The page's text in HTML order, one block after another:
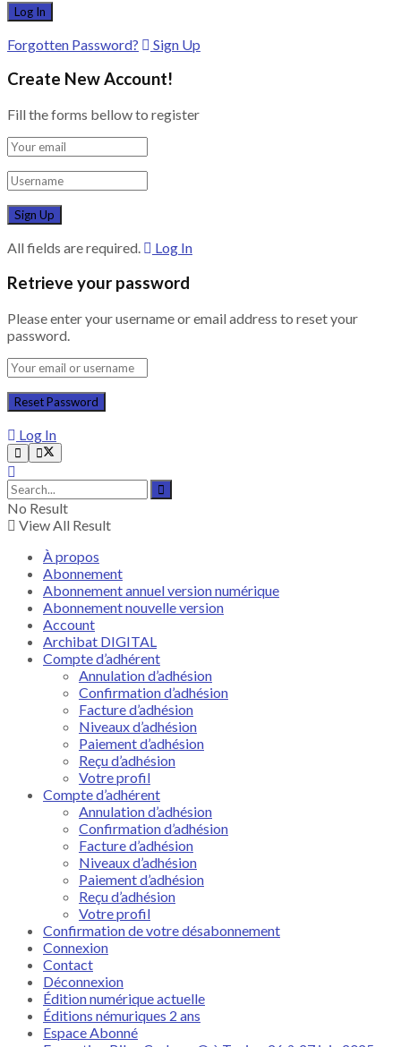
Forgotten Password? Sign Up
Create New Account!
Fill the forms bellow to register
All fields are required. Log In
Retrieve your password
Please enter your username or email address to reset your
password.
Log In
No Result
View All Result
À propos
Abonnement
Abonnement annuel version numérique
Abonnement nouvelle version
Account
Archibat DIGITAL
Compte d’adhérent
Annulation d’adhésion
Confirmation d’adhésion
Facture d’adhésion
Niveaux d’adhésion
Paiement d’adhésion
Reçu d’adhésion
Votre profil
Compte d’adhérent
Annulation d’adhésion
Confirmation d’adhésion
Facture d’adhésion
Niveaux d’adhésion
Paiement d’adhésion
Reçu d’adhésion
Votre profil
Confirmation de votre désabonnement
Connexion
Contact
Déconnexion
Édition numérique actuelle
Éditions némuriques 2 ans
Espace Abonné